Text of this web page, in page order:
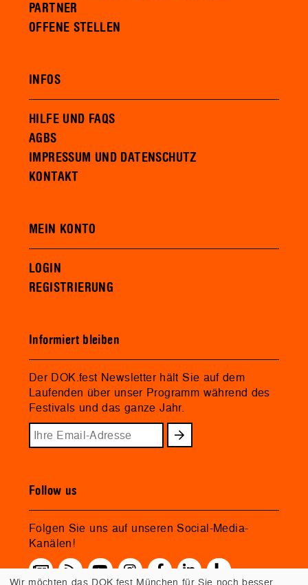
PARTNER
OFFENE STELLEN
INFOS
HILFE UND FAQS
AGBS
IMPRESSUM UND DATENSCHUTZ
KONTAKT
MEIN KONTO
LOGIN
REGISTRIERUNG
Informiert bleiben
Der DOK.fest Newsletter hält Sie auf dem
Laufenden über unser Programm während des
Festivals und das ganze Jahr.
Follow us
Folgen Sie uns auf unseren Social-Media-
Kanälen!
Wir möchten das DOK.fest München für Sie noch besser